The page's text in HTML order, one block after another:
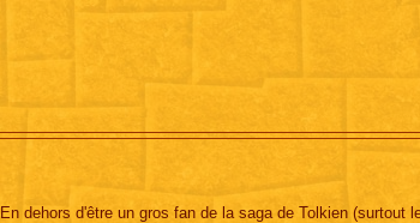
dehors d'être un gros fan de la saga de Tolkien (surtout